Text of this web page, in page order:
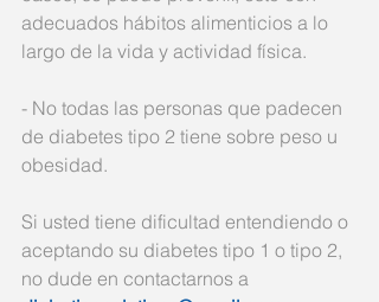
adecuados hábitos alimenticios a lo
largo de la vida y actividad física.
- No todas las personas que padecen
de diabetes tipo 2 tiene sobre peso u
obesidad.
Si usted tiene dificultad entendiendo o
aceptando su diabetes tipo 1 o tipo 2,
no dude en contactarnos a